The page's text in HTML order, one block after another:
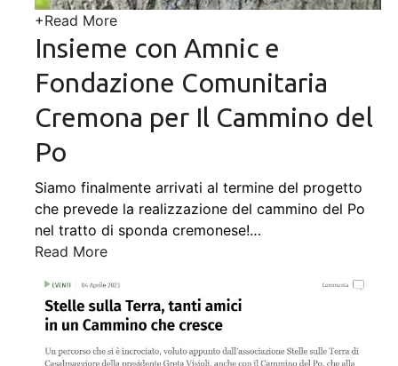
+Read More
Insieme con Amnic e
Fondazione Comunitaria
Cremona per Il Cammino del
Po
Siamo finalmente arrivati al termine del progetto
che prevede la realizzazione del cammino del Po
nel tratto di sponda cremonese!…
Read More